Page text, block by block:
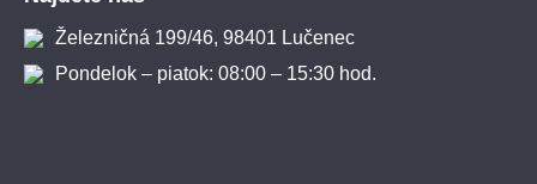
Železničná 199/46, 98401 Lučenec
Pondelok – piatok: 08:00 – 15:30 hod.